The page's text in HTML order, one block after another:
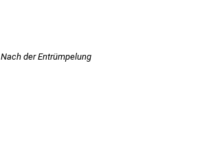
Nach der Entrümpelung